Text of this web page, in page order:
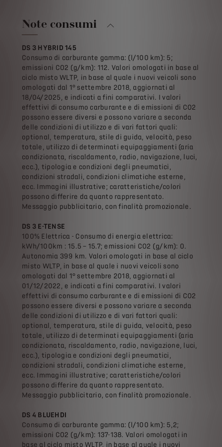
Note consumi
DS 3 HYBRID 145
Consumo di carburante gamma: (l/100 km): 5;
emissioni CO2 (g/km): 112. Valori omologati in base al
ciclo misto WLTP, in base al quale i nuovi veicoli sono
omologati dal 1° settembre 2018, aggiornati al
18/04/2025, e indicati a fini comparativi. I valori
effettivi di consumo carburante e di emissioni di CO2
possono essere diversi e possono variare a seconda
delle condizioni di utilizzo e di vari fattori quali:
optional, temperatura, stile di guida, velocità, peso
totale, utilizzo di determinati equipaggiamenti (aria
condizionata, riscaldamento, radio, navigazione, luci,
ecc.), tipologia e condizioni degli pneumatici,
condizioni stradali, condizioni climatiche esterne,
ecc. Immagini illustrative; caratteristiche/colori
possono differire da quanto rappresentato.
Messaggio pubblicitario, con finalità promozionale.
DS 3 E-TENSE
100% Elettrica - Consumo di energia elettrica:
kWh/100km : 15.5 – 15.7; emissioni CO2 (g/km): 0.
Autonomia 399 km. Valori omologati in base al ciclo
misto WLTP, in base al quale i nuovi veicoli sono
omologati dal 1° settembre 2018, aggiornati al
01/12/2022, e indicati a fini comparativi. I valori
effettivi di consumo carburante e di emissioni di CO2
possono essere diversi e possono variare a seconda
delle condizioni di utilizzo e di vari fattori quali:
optional, temperatura, stile di guida, velocità, peso
totale, utilizzo di determinati equipaggiamenti (aria
condizionata, riscaldamento, radio, navigazione, luci,
ecc.), tipologia e condizioni degli pneumatici,
condizioni stradali, condizioni climatiche esterne,
ecc. Immagini illustrative; caratteristiche/colori
possono differire da quanto rappresentato.
Messaggio pubblicitario, con finalità promozionale.
DS 4 BLUEHDI
Consumo di carburante gamma: (l/100 km): 5,2;
emissioni CO2 (g/km): 137-138. Valori omologati in
base al ciclo misto WLTP, in base al quale i nuovi